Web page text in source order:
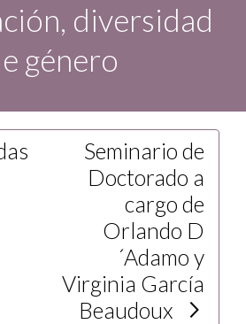
diversidad
género
Seminario de
Doctorado a
cargo de
Orlando D
´Adamo y
Virginia García
Beaudoux